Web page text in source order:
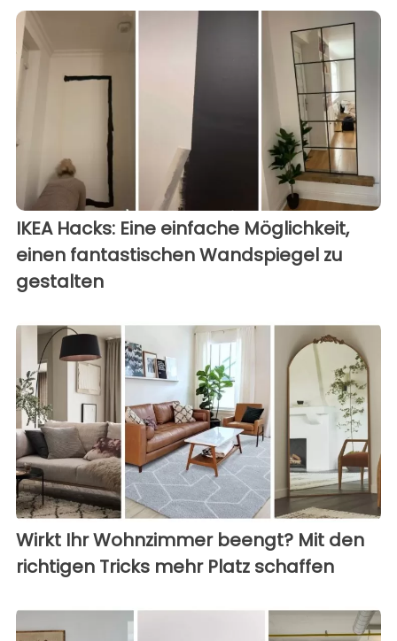
IKEA Hacks: Eine einfache Möglichkeit,
einen fantastischen Wandspiegel zu
gestalten
Wirkt Ihr Wohnzimmer beengt? Mit den
richtigen Tricks mehr Platz schaffen